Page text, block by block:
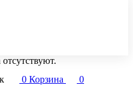
0 Корзина
0